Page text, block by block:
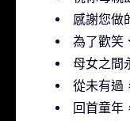
感謝您做
為了歡笑
母女之間
從未有過
回首童年